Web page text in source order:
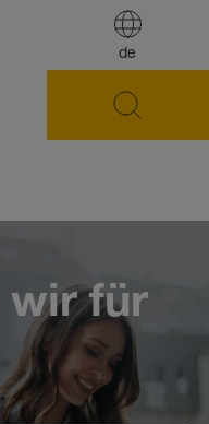
de
wir für